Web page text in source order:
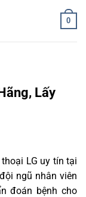
0
Lấy
LG uy tín tại
ngũ nhân viên
đoán bệnh cho